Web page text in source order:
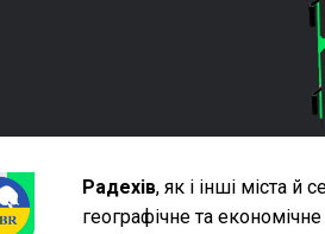
Радехів, як і інші міста й
географічне та